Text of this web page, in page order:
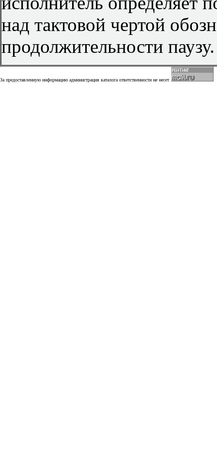
над тактовой чертой
продолжительности паузу.
За предоставленную информацию администрация каталога ответственности не несет